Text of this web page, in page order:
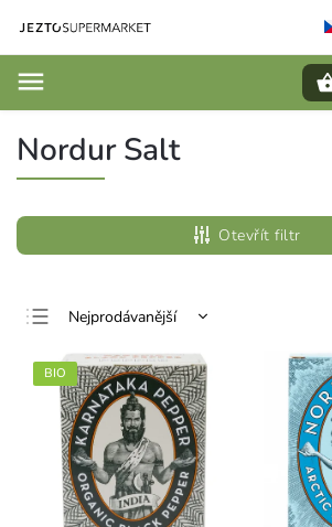
Nordur Salt
Otevřít filtr
Nejprodávanější
Nejlevnější
Nejdražší
Abecedně
BIO